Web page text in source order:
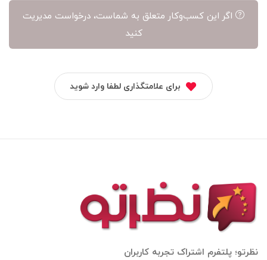
اگر این کسب‌وکار متعلق به شماست، درخواست مدیریت
کنید
برای علامتگذاری لطفا وارد شوید
نظرتو؛ پلتفرم اشتراک تجربه کاربران